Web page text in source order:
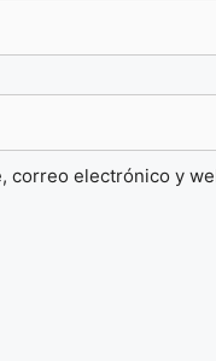
correo electrónico y